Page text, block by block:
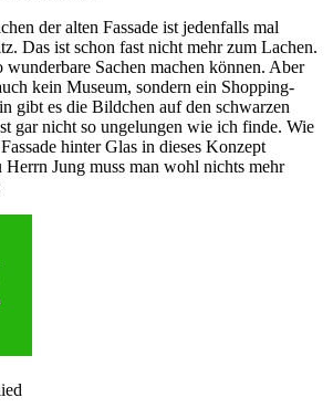
der alten Fassade ist jedenfalls mal
Das ist schon fast nicht mehr zum Lachen.
wunderbare Sachen machen können. Aber
kein Museum, sondern ein Shopping-
gibt es die Bildchen auf den schwarzen
gar nicht so ungelungen wie ich finde. Wie
hinter Glas in dieses Konzept
Herrn Jung muss man wohl nichts mehr